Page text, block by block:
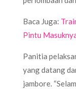
Baca Juga:
Pintu
Panitia
yang datang
jambore.